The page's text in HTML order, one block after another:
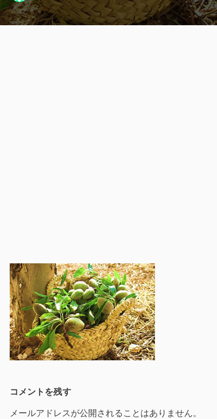
コメントを残す
メールアドレスが公開されることはありません。